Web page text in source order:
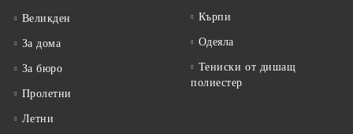
Великден
За дома
За бюро
Пролетни
Летни
Кърпи
Одеяла
Тениски от дишащ
полиестер